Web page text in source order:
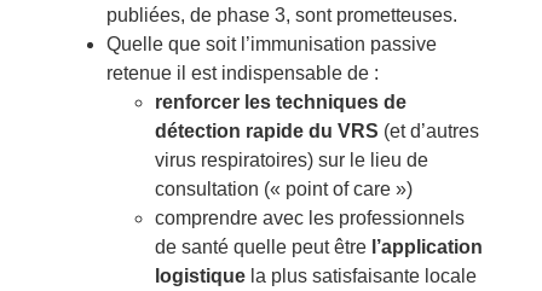
publiées, de phase 3, sont prometteuses.
Quelle que soit l’immunisation passive
retenue il est indispensable de :
renforcer les techniques de
détection rapide du VRS (et d’autres
virus respiratoires) sur le lieu de
consultation (« point of care »)
comprendre avec les professionnels
de santé quelle peut être l’application
logistique la plus satisfaisante locale